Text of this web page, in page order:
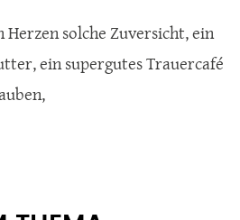
Herzen solche Zuversicht, ein
ein supergutes Trauercafé